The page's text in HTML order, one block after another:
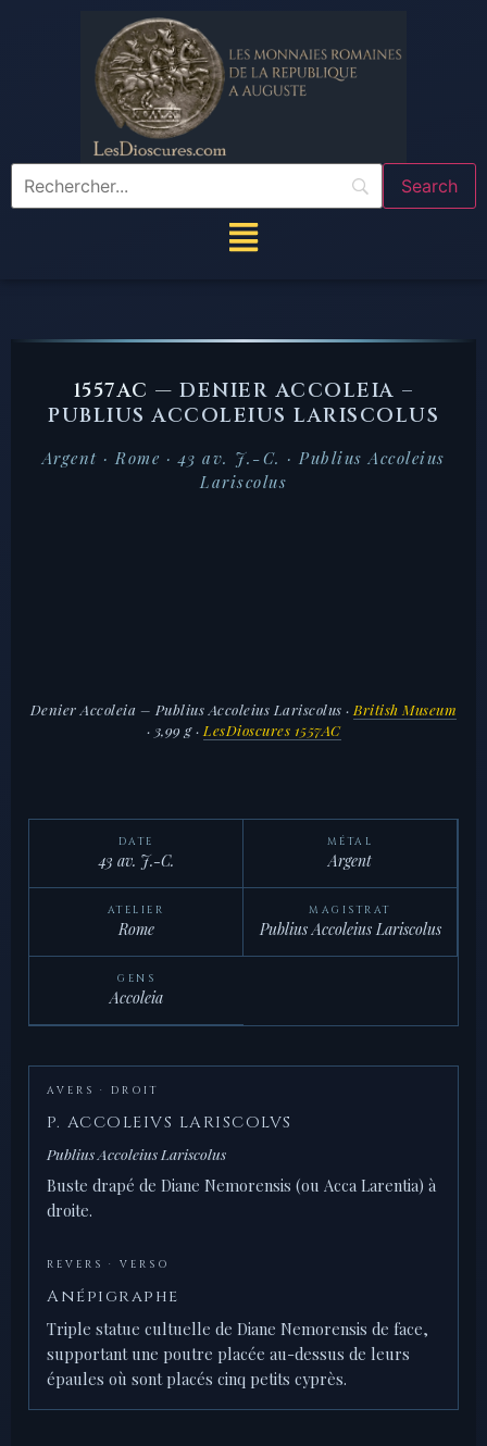
1557AC — DENIER ACCOLEIA –
PUBLIUS ACCOLEIUS LARISCOLUS
Argent · Rome · 43 av. J.-C. · Publius Accoleius
Lariscolus
Denier Accoleia – Publius Accoleius Lariscolus · British Museum
· 3,99 g · LesDioscures 1557AC
DATE
43 av. J.-C.
MÉTAL
Argent
ATELIER
Rome
MAGISTRAT
Publius Accoleius Lariscolus
GENS
Accoleia
AVERS · DROIT
P. ACCOLEIVS LARISCOLVS
Publius Accoleius Lariscolus
Buste drapé de Diane Nemorensis (ou Acca Larentia) à
droite.
REVERS · VERSO
Anépigraphe
Triple statue cultuelle de Diane Nemorensis de face,
supportant une poutre placée au-dessus de leurs
épaules où sont placés cinq petits cyprès.